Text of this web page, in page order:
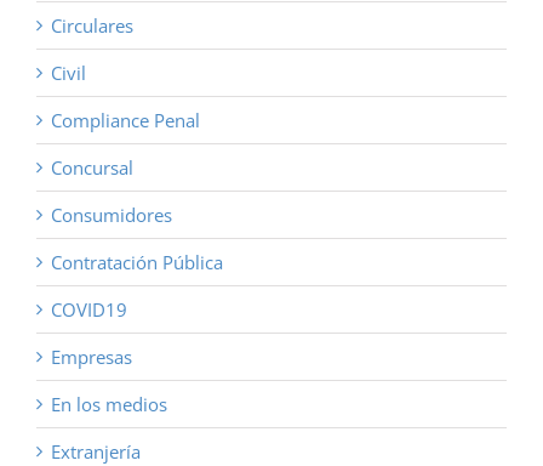
Circulares
Civil
Compliance Penal
Concursal
Consumidores
Contratación Pública
COVID19
Empresas
En los medios
Extranjería